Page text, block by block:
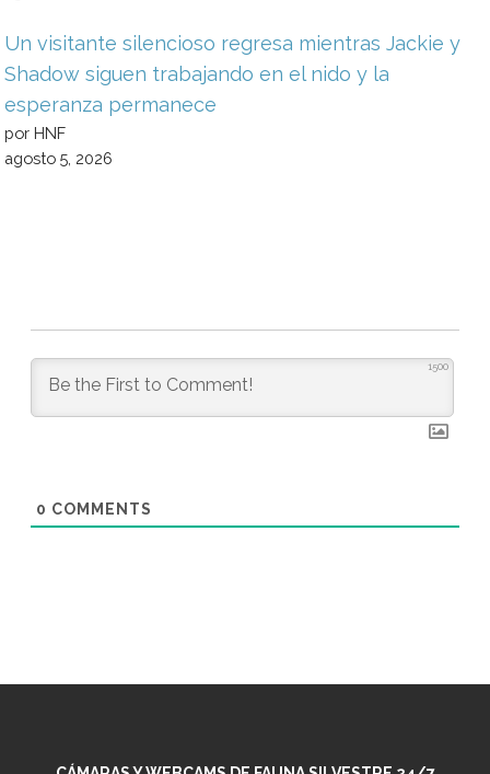
Un visitante silencioso regresa mientras Jackie y
Shadow siguen trabajando en el nido y la
esperanza permanece
por HNF
agosto 5, 2026
1500
0 COMMENTS